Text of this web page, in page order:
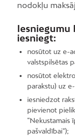
nodokļu
Iesniegumu
iesniegt:
nosūtot uz e-
valstspilsētas
nosūtot
parakstu) uz
iesniedzot
pievienot
“Nekustamais
pašvaldībai”);